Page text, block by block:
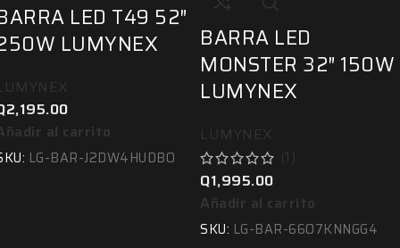
LED T49 52″
LUMYNEX
2,195.00
al carrito
LG-BAR-J2DW4HUDBO
BARRA LED
MONSTER 32″ 150W
LUMYNEX
LUMYNEX
(1)
Q1,995.00
Añadir al carrito
SKU: LG-BAR-66O7KNNGG4